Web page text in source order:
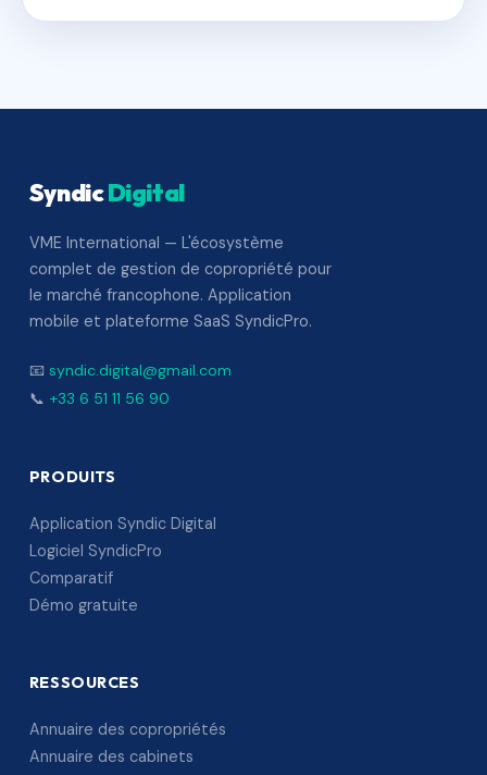
SyndicDigital
VME International — L'écosystème
complet de gestion de copropriété pour
le marché francophone. Application
mobile et plateforme SaaS SyndicPro.
📧 syndic.digital@gmail.com
📞 +33 6 51 11 56 90
PRODUITS
Application Syndic Digital
Logiciel SyndicPro
Comparatif
Démo gratuite
RESSOURCES
Annuaire des copropriétés
Annuaire des cabinets